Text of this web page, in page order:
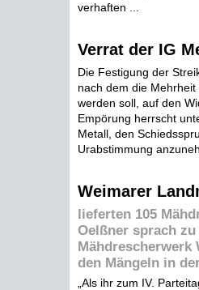
verhaften ...
Verrat der IG
Die Festigung der
nach dem die
werden soll, auf den
Empörung herrscht
Metall, den
Urabstimmung
Weimarer
lieferten 105
Oelßner sprach zu
Mähdrescherwerk
den Mängeln in
„Als ihr zum IV.